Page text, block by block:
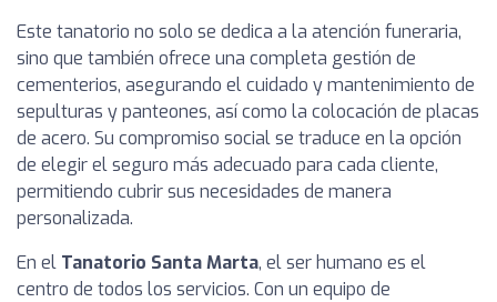
Este tanatorio no solo se dedica a la atención funeraria,
sino que también ofrece una completa gestión de
cementerios, asegurando el cuidado y mantenimiento de
sepulturas y panteones, así como la colocación de placas
de acero. Su compromiso social se traduce en la opción
de elegir el seguro más adecuado para cada cliente,
permitiendo cubrir sus necesidades de manera
personalizada.
En el Tanatorio Santa Marta, el ser humano es el
centro de todos los servicios. Con un equipo de